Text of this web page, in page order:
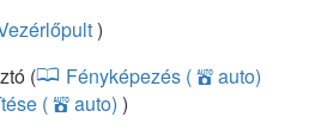
)
( Fényképezés (b auto)
(b auto) )